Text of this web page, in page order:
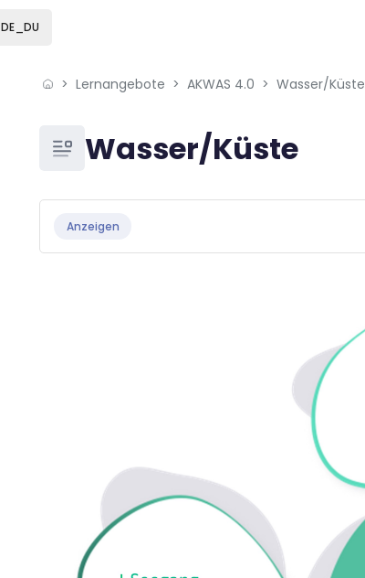
DE_DU
Lernangebote AKWAS 4.0 Wasser/Küste
BlöckeWasser/Küste
Anzeigen